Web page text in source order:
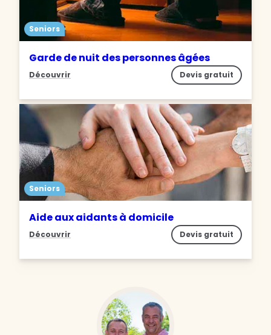
Seniors
Garde de nuit des personnes âgées
Découvrir Devis gratuit
Seniors
Aide aux aidants à domicile
Découvrir Devis gratuit